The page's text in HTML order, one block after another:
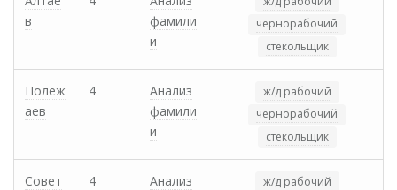
в
фамили
и
чернорабочий
стекольщик
Полеж
аев
4
Анализ
фамили
и
ж/д рабочий
чернорабочий
стекольщик
Совет
4
Анализ
ж/д рабочий